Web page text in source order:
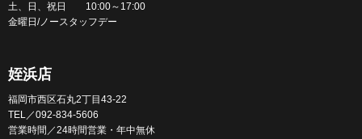
土、日、祝日 10:00～17:00
金曜日/ノースタッフデー
姪浜店
福岡市西区石丸2丁目43-22
TEL／092-834-5606
営業時間／24時間営業・年中無休